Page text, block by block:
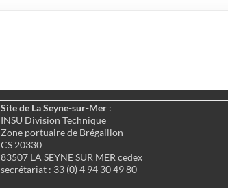
Site de La Seyne-sur-Mer :
INSU Division Technique
Zone portuaire de Brégaillon
CS 20330
83507 LA SEYNE SUR MER cedex
secrétariat : 33 (0) 4 94 30 49 80